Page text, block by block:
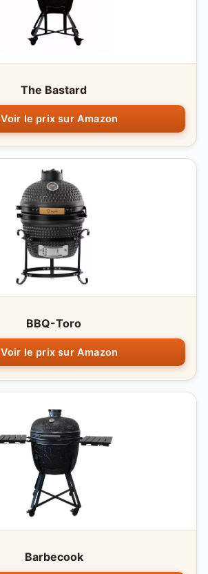
The Bastard
Voir le prix sur Amazon
BBQ-Toro
Voir le prix sur Amazon
Barbecook